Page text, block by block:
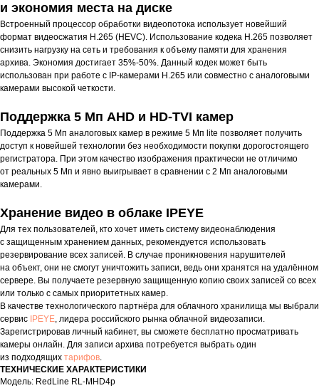
и экономия места на диске
Встроенный процессор обработки видеопотока использует новейший
формат видеосжатия H.265 (HEVC). Использование кодека H.265 позволяет
снизить нагрузку на сеть и требования к объему памяти для хранения
архива. Экономия достигает 35%-50%. Данный кодек может быть
использован при работе с IP-камерами H.265 или совместно с аналоговыми
камерами высокой четкости.
Поддержка 5 Мп AHD и HD-TVI камер
Поддержка 5 Мп аналоговых камер в режиме 5 Мп lite позволяет получить
доступ к новейшей технологии без необходимости покупки дорогостоящего
регистратора. При этом качество изображения практически не отличимо
от реальных 5 Мп и явно выигрывает в сравнении с 2 Мп аналоговыми
камерами.
Хранение видео в облаке IPEYE
Для тех пользователей, кто хочет иметь систему видеонаблюдения
с защищенным хранением данных, рекомендуется использовать
резервирование всех записей. В случае проникновения нарушителей
на объект, они не смогут уничтожить записи, ведь они хранятся на удалённом
сервере. Вы получаете резервную защищенную копию своих записей со всех
или только с самых приоритетных камер.
В качестве технологического партнёра для облачного хранилища мы выбрали
сервис IPEYE, лидера российского рынка облачной видеозаписи.
Зарегистрировав личный кабинет, вы сможете бесплатно просматривать
камеры онлайн. Для записи архива потребуется выбрать один
из подходящих тарифов.
ТЕХНИЧЕСКИЕ ХАРАКТЕРИСТИКИ
Модель: RedLine RL-MHD4p